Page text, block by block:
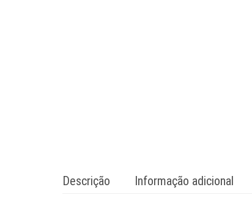
Descrição Informação adicional